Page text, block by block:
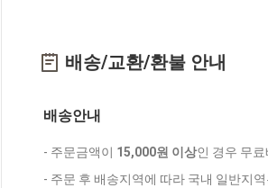
배송/교환/환불 안내
배송안내
- 주문금액이 15,000원 이상인 경우 무
- 주문 후 배송지역에 따라 국내 일반지